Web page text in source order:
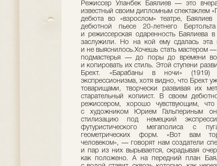
Режиссер Уланбек Баялиев — это
известный своим дипломным спектаклем
дебюта во «взрослом» театре,
дебютной пьесе 20-летнего
и режиссерская одаренность Баялиева
заслужили. Но на кой ему сдалась эта
и не выяснилось.Хочешь стать мастером
подмастерья — до поры до времени во
и копировать их стиль. Этой ступени
Брехт. «Барабаны в ночи» (1919)
экспрессионизма, хотя видно, что Брехт
товарищами, творчески развивая их
старательный копиист. В своем
режиссером, хорошо чувствующим, что
с художником Юрием Гальпериным
стилизацию под немецкий
футуристического мегаполиса с
геометрических форм. «Вот вам
человеком», — говорят нам создатели
и пар из них вырывается, скрадывая
как положено. А на передний план